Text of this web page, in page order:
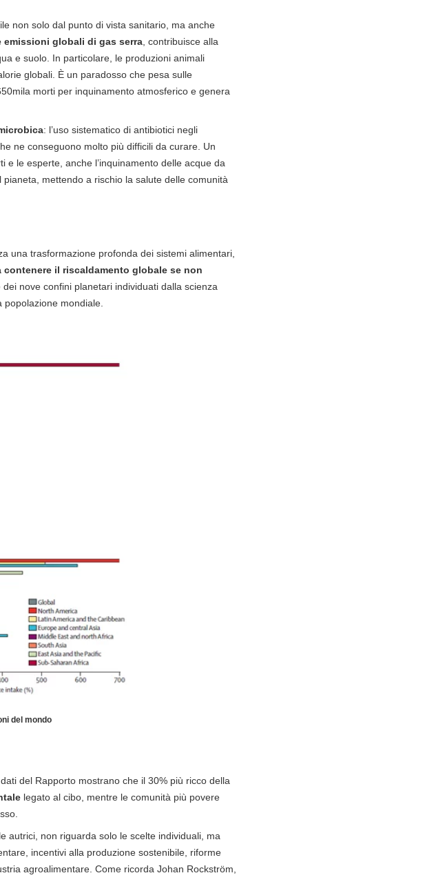
non solo dal punto di vista sanitario, ma anche
emissioni globali di gas serra , contribuisce alla
e suolo. In particolare, le produzioni animali
globali. È un paradosso che pesa sulle
morti per inquinamento atmosferico e genera
: l’uso sistematico di antibiotici negli
ne conseguono molto più difficili da curare. Un
le esperte, anche l’inquinamento delle acque da
mettendo a rischio la salute delle comunità
una trasformazione profonda dei sistemi alimentari,
il riscaldamento globale se non
nove confini planetari individuati dalla scienza
mondiale.
del mondo
del Rapporto mostrano che il 30% più ricco della
legato al cibo, mentre le comunità più povere
autrici, non riguarda solo le scelte individuali, ma
incentivi alla produzione sostenibile, riforme
agroalimentare. Come ricorda Johan Rockström,